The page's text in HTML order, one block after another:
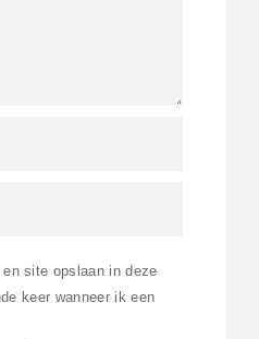
site opslaan in deze
keer wanneer ik een